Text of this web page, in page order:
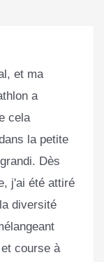
et ma
a
cela
la petite
Dès
j'ai été attiré
diversité
course à